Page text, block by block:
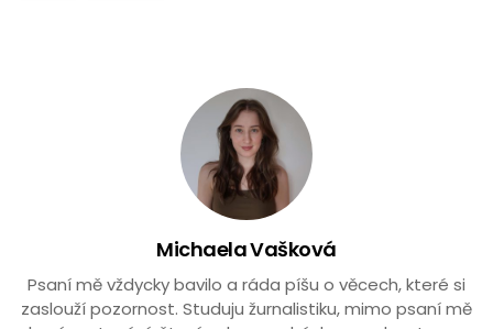
Michaela Vašková
Psaní mě vždycky bavilo a ráda píšu o věcech, které si
zaslouží pozornost. Studuju žurnalistiku, mimo psaní mě